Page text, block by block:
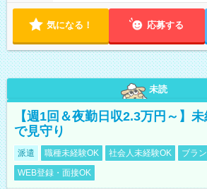
気になる！ 応募する
未読
【週1回＆夜勤日収2.3万円～】
で見守り
派遣 職種未経験OK 社会人未経験OK
ブラ
WEB登録・面接OK